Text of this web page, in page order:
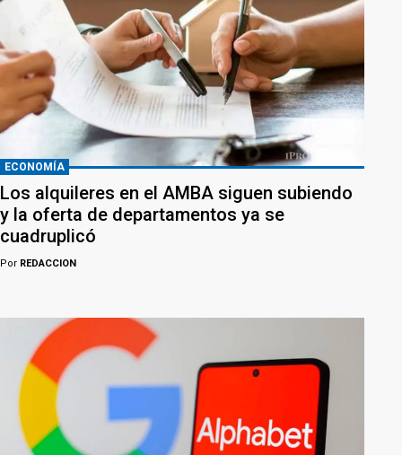
ECONOMÍA
Los alquileres en el AMBA siguen subiendo
y la oferta de departamentos ya se
cuadruplicó
Por REDACCION